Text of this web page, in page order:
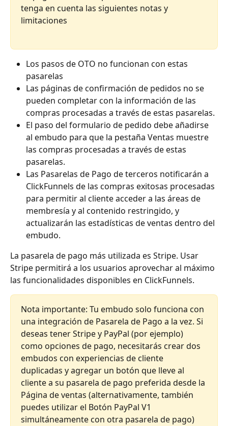
tenga en cuenta las siguientes notas y
limitaciones
Los pasos de OTO no funcionan con estas
pasarelas
Las páginas de confirmación de pedidos no se
pueden completar con la información de las
compras procesadas a través de estas pasarelas.
El paso del formulario de pedido debe añadirse
al embudo para que la pestaña Ventas muestre
las compras procesadas a través de estas
pasarelas.
Las Pasarelas de Pago de terceros notificarán a
ClickFunnels de las compras exitosas procesadas
para permitir al cliente acceder a las áreas de
membresía y al contenido restringido, y
actualizarán las estadísticas de ventas dentro del
embudo.
La pasarela de pago más utilizada es Stripe. Usar
Stripe permitirá a los usuarios aprovechar al máximo
las funcionalidades disponibles en ClickFunnels.
Nota importante: Tu embudo solo funciona con
una integración de Pasarela de Pago a la vez. Si
deseas tener Stripe y PayPal (por ejemplo)
como opciones de pago, necesitarás crear dos
embudos con experiencias de cliente
duplicadas y agregar un botón que lleve al
cliente a su pasarela de pago preferida desde la
Página de ventas (alternativamente, también
puedes utilizar el Botón PayPal V1
simultáneamente con otra pasarela de pago)